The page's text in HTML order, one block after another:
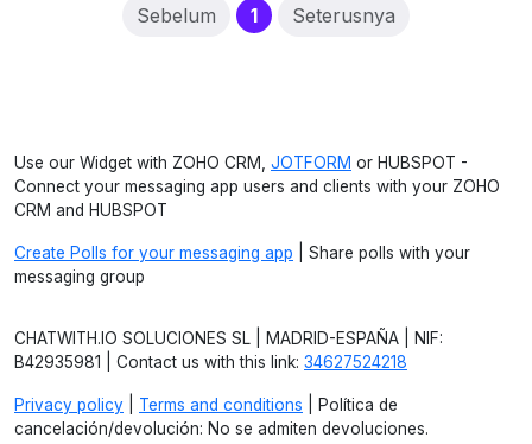
Sebelum 1(current)
Seterusnya
Use our Widget with ZOHO CRM, JOTFORM or HUBSPOT -
Connect your messaging app users and clients with your ZOHO
CRM and HUBSPOT
Create Polls for your messaging app | Share polls with your
messaging group
CHATWITH.IO SOLUCIONES SL | MADRID-ESPAÑA | NIF:
B42935981 | Contact us with this link: 34627524218
Privacy policy Terms and conditions | Política de
cancelación/devolución: No se admiten devoluciones.